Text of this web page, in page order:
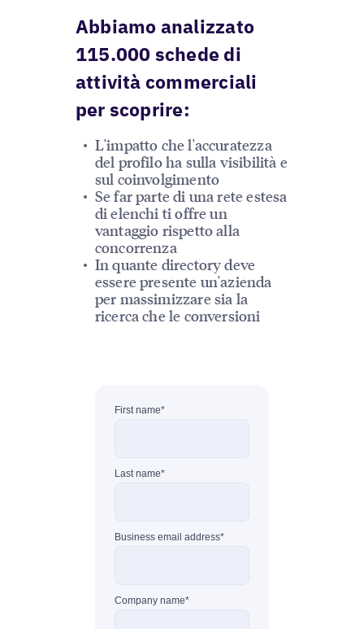
Abbiamo analizzato
115.000 schede di
attività commerciali
per scoprire:
L'impatto che l'accuratezza
del profilo ha sulla visibilità e
sul coinvolgimento
Se far parte di una rete estesa
di elenchi ti offre un
vantaggio rispetto alla
concorrenza
In quante directory deve
essere presente un'azienda
per massimizzare sia la
ricerca che le conversioni